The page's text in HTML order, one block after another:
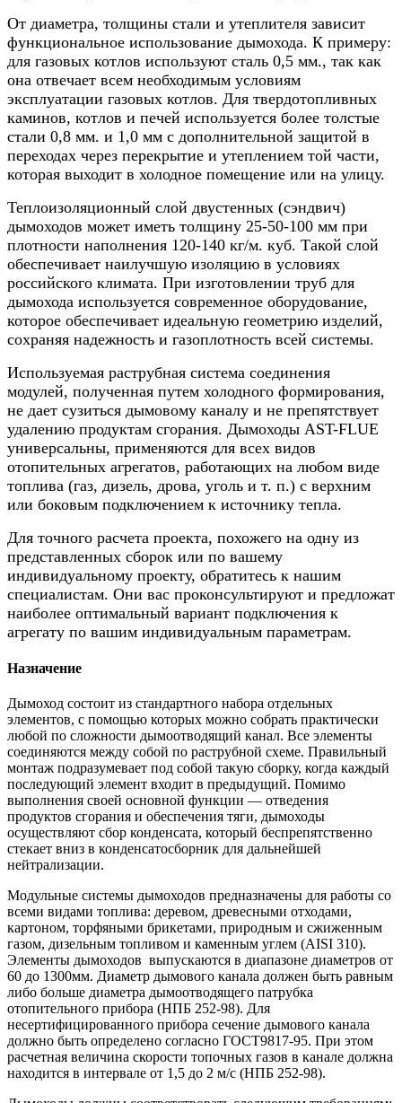
От диаметра, толщины стали и утеплителя зависит
функциональное использование дымохода. К примеру:
для газовых котлов используют сталь 0,5 мм., так как
она отвечает всем необходимым условиям
эксплуатации газовых котлов. Для твердотопливных
каминов, котлов и печей используется более толстые
стали 0,8 мм. и 1,0 мм с дополнительной защитой в
переходах через перекрытие и утеплением той части,
которая выходит в холодное помещение или на улицу.
Теплоизоляционный слой двустенных (сэндвич)
дымоходов может иметь толщину 25-50-100 мм при
плотности наполнения 120-140 кг/м. куб. Такой слой
обеспечивает наилучшую изоляцию в условиях
российского климата. При изготовлении труб для
дымохода используется современное оборудование,
которое обеспечивает идеальную геометрию изделий,
сохраняя надежность и газоплотность всей системы.
Используемая раструбная система соединения
модулей, полученная путем холодного формирования,
не дает сузиться дымовому каналу и не препятствует
удалению продуктам сгорания. Дымоходы AST-FLUE
универсальны, применяются для всех видов
отопительных агрегатов, работающих на любом виде
топлива (газ, дизель, дрова, уголь и т. п.) с верхним
или боковым подключением к источнику тепла.
Для точного расчета проекта, похожего на одну из
представленных сборок или по вашему
индивидуальному проекту, обратитесь к нашим
специалистам. Они вас проконсультируют и предложат
наиболее оптимальный вариант подключения к
агрегату по вашим индивидуальным параметрам.
Назначение
Дымоход состоит из стандартного набора отдельных
элементов, с помощью которых можно собрать практически
любой по сложности дымоотводящий канал. Все элементы
соединяются между собой по раструбной схеме. Правильный
монтаж подразумевает под собой такую сборку, когда каждый
последующий элемент входит в предыдущий. Помимо
выполнения своей основной функции — отведения
продуктов сгорания и обеспечения тяги, дымоходы
осуществляют сбор конденсата, который беспрепятственно
стекает вниз в конденсатосборник для дальнейшей
нейтрализации.
Модульные системы дымоходов предназначены для работы со
всеми видами топлива: деревом, древесными отходами,
картоном, торфяными брикетами, природным и сжиженным
газом, дизельным топливом и каменным углем (AISI 310).
Элементы дымоходов выпускаются в диапазоне диаметров от
60 до 1300мм. Диаметр дымового канала должен быть равным
либо больше диаметра дымоотводящего патрубка
отопительного прибора (НПБ 252-98). Для
несертифицированного прибора сечение дымового канала
должно быть определено согласно ГОСТ9817-95. При этом
расчетная величина скорости топочных газов в канале должна
находится в интервале от 1,5 до 2 м/с (НПБ 252-98).